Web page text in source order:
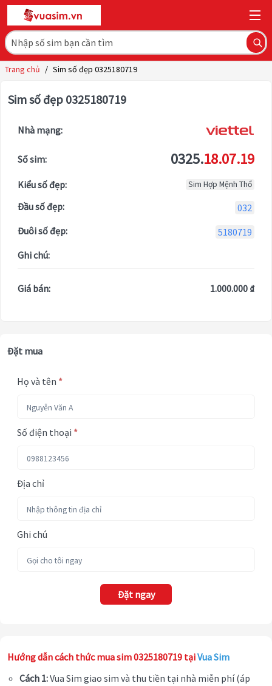
Trang chủ / Sim số đẹp 0325180719
Sim số đẹp 0325180719
Nhà mạng:
Số sim: 0325.18.07.19
Kiểu số đẹp: Sim Hợp Mệnh Thổ
Đầu số đẹp:
032
Đuôi số đẹp:
5180719
Ghi chú:
Giá bán: 1.000.000 ₫
Đặt mua
Họ và tên *
Số điện thoại *
Địa chỉ
Ghi chú
Đặt ngay
Hướng dẫn cách thức mua sim 0325180719 tạiVua Sim
Cách 1:Vua Sim giao sim và thu tiền tại nhà miễn phí (áp